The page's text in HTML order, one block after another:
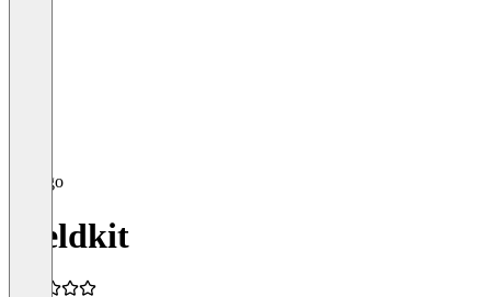
Yieldkit